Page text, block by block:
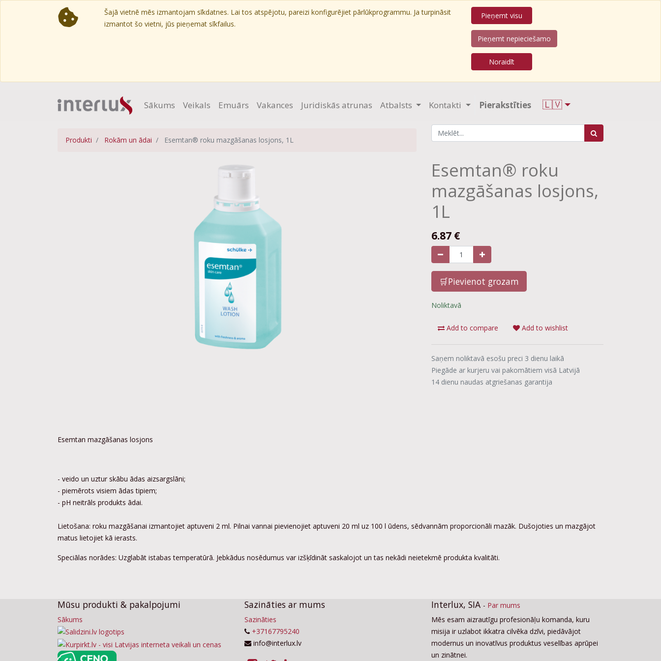
Šajā vietnē mēs izmantojam sīkdatnes. Lai tos atspējotu, pareizi konfigurējiet pārlūkprogrammu. Ja turpināsit
izmantot šo vietni, jūs pieņemat sīkfailus.
Pieņemt visu
Pieņemt nepieciešamo
Noraidīt
Sākums Veikals Emuārs Vakances Juridiskās atrunas Atbalsts Kontakti Pierakstīties 🇱🇻
Produkti Rokām un ādai Esemtan® roku mazgāšanas losjons, 1L
Esemtan® roku
mazgāšanas losjons,
1L
6.87 €
🛒Pievienot grozam
Noliktavā
Add to compare Add to wishlist
Saņem noliktavā esošu preci 3 dienu laikā
Piegāde ar kurjeru vai pakomātiem visā Latvijā
14 dienu naudas atgriešanas garantija
Esemtan mazgāšanas losjons
- veido un uztur skābu ādas aizsargslāni;
- piemērots visiem ādas tipiem;
- pH neitrāls produkts ādai.
Lietošana: roku mazgāšanai izmantojiet aptuveni 2 ml. Pilnai vannai pievienojiet aptuveni 20 ml uz 100 l ūdens, sēdvannām proporcionāli mazāk. Dušojoties un mazgājot
matus lietojiet kā ierasts.
Speciālas norādes: Uzglabāt istabas temperatūrā. Jebkādus nosēdumus var izšķīdināt saskalojot un tas nekādi neietekmē produkta kvalitāti.
Mūsu produkti & pakalpojumi
Sākums
Sazināties ar mums
Sazināties
+37167795240
info@interlux.lv
Interlux, SIA - Par mums
Mēs esam aizrautīgu profesionāļu komanda, kuru
misija ir uzlabot ikkatra cilvēka dzīvi, piedāvājot
modernus un inovatīvus produktus veselības aprūpei
un zinātnei.